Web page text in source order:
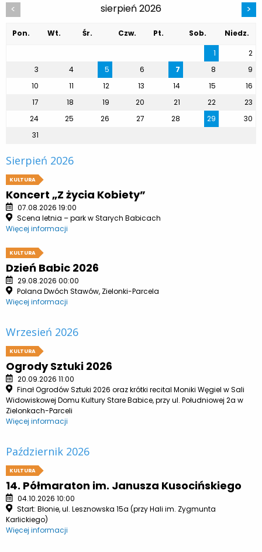
< sierpień 2026 >
Pon. Wt. Śr. Czw. Pt. Sob.
Niedz.
1
2
3
4 5 6 7 8
9
10
11 12 13 14 15
16
17
18 19 20 21 22
23
24
25 26 27 28 29
30
31
Sierpień 2026
KULTURA
Koncert „Z życia Kobiety”
07.08.2026 19:00
Scena letnia – park w Starych Babicach
Więcej informacji
KULTURA
Dzień Babic 2026
29.08.2026 00:00
Polana Dwóch Stawów, Zielonki-Parcela
Więcej informacji
Wrzesień 2026
KULTURA
Ogrody Sztuki 2026
20.09.2026 11:00
Finał Ogrodów Sztuki 2026 oraz krótki recital Moniki Węgiel w Sali
Widowiskowej Domu Kultury Stare Babice, przy ul. Południowej 2a w
Zielonkach-Parceli
Więcej informacji
Październik 2026
KULTURA
14. Półmaraton im. Janusza Kusocińskiego
04.10.2026 10:00
Start: Błonie, ul. Lesznowska 15a (przy Hali im. Zygmunta
Karlickiego)
Więcej informacji